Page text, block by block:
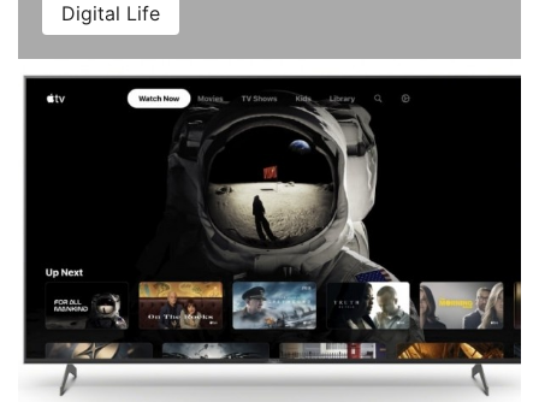
Digital Life